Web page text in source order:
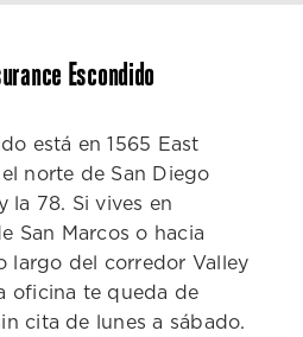
Escondido
está en 1565 East
norte de San Diego
la 78. Si vives en
San Marcos o hacia
largo del corredor Valley
oficina te queda de
cita de lunes a sábado.